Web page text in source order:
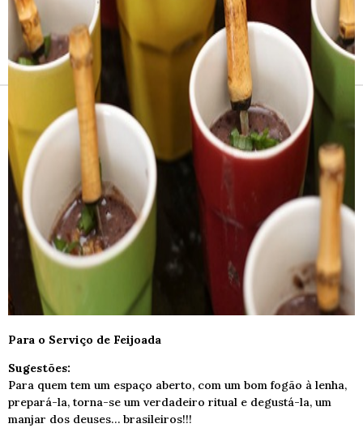
Receitas e vinhos
Para o Serviço de Feijoada
Sugestões:
Para quem tem um espaço aberto, com um bom fogão à lenha,
prepará-la, torna-se um verdadeiro ritual e degustá-la, um
manjar dos deuses… brasileiros!!!